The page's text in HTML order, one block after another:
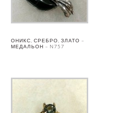
ОНИКС, СРЕБРО, ЗЛАТО –
МЕДАЛЬОН – N757